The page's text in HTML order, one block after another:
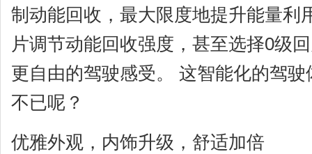
制动能回收，最大限度地提升能量利
片调节动能回收强度，甚至选择0级
更自由的驾驶感受。 这智能化的驾
不已呢？
优雅外观，内饰升级，舒适加倍